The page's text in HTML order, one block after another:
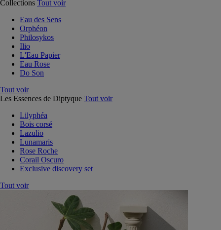
Collections Tout voir
Eau des Sens
Orphéon
Philosykos
Ilio
L'Eau Papier
Eau Rose
Do Son
Tout voir
Les Essences de Diptyque Tout voir
Lilyphéa
Bois corsé
Lazulio
Lunamaris
Rose Roche
Corail Oscuro
Exclusive discovery set
Tout voir